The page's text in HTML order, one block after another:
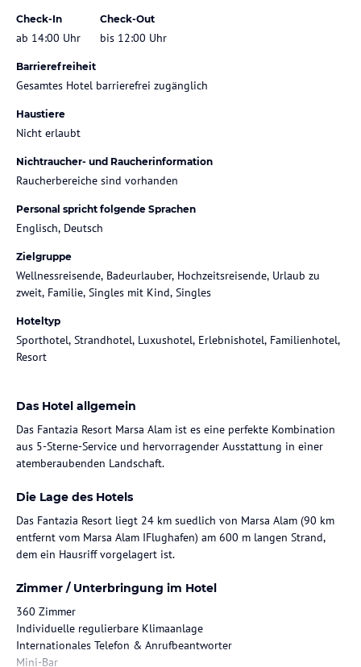
Check-In
ab 14:00 Uhr
Check-Out
bis 12:00 Uhr
Barrierefreiheit
Gesamtes Hotel barrierefrei zugänglich
Haustiere
Nicht erlaubt
Nichtraucher- und Raucherinformation
Raucherbereiche sind vorhanden
Personal spricht folgende Sprachen
Englisch, Deutsch
Zielgruppe
Wellnessreisende, Badeurlauber, Hochzeitsreisende, Urlaub zu
zweit, Familie, Singles mit Kind, Singles
Hoteltyp
Sporthotel, Strandhotel, Luxushotel, Erlebnishotel, Familienhotel,
Resort
Das Hotel allgemein
Das Fantazia Resort Marsa Alam ist es eine perfekte Kombination
aus 5-Sterne-Service und hervorragender Ausstattung in einer
atemberaubenden Landschaft.
Die Lage des Hotels
Das Fantazia Resort liegt 24 km suedlich von Marsa Alam (90 km
entfernt vom Marsa Alam IFlughafen) am 600 m langen Strand,
dem ein Hausriff vorgelagert ist.
Zimmer / Unterbringung im Hotel
360 Zimmer
Individuelle regulierbare Klimaanlage
Internationales Telefon & Anrufbeantworter
Mini-Bar